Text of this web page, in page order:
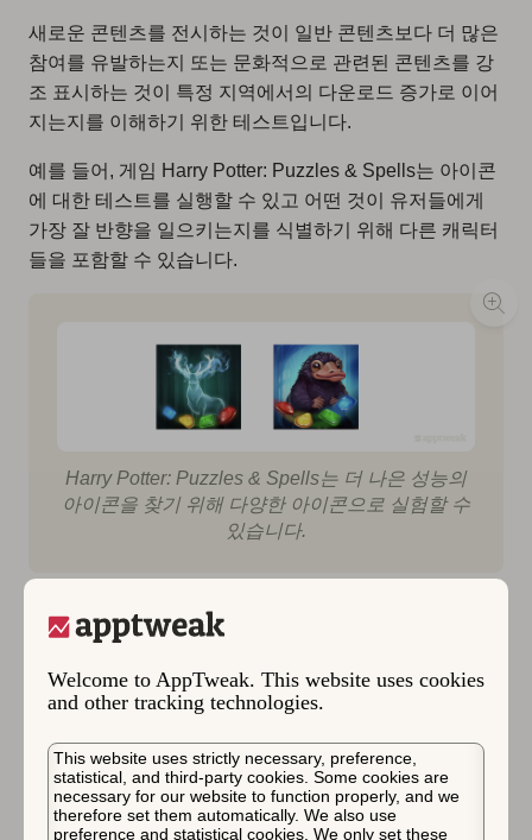
Welcome to AppTweak. This website uses cookies
and other tracking technologies.
This website uses strictly necessary, preference,
statistical, and third-party cookies. Some cookies are
necessary for our website to function properly, and we
therefore set them automatically. We also use
preference and statistical cookies. We only set these
새로운 콘텐츠를 전시하는 것이 일반 콘텐츠보다 더 많은
참여를 유발하는지 또는 문화적으로 관련된 콘텐츠를 강
조 표시하는 것이 특정 지역에서의 다운로드 증가로 이어
지는지를 이해하기 위한 테스트입니다.
예를 들어, 게임 Harry Potter: Puzzles & Spells는 아이콘
에 대한 테스트를 실행할 수 있고 어떤 것이 유저들에게
가장 잘 반향을 일으키는지를 식별하기 위해 다른 캐릭터
들을 포함할 수 있습니다.
Harry Potter: Puzzles & Spells는 더 나은 성능의
아이콘을 찾기 위해 다양한 아이콘으로 실험할 수
있습니다.
크리에이티브별 테스트
스크린샷 배경의 색상 변화를 테스트하여 어떤 변화가 가
전환율이 향상되는지 확인하는 작업이 포함될 수 있습니